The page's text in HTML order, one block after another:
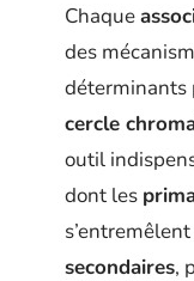
Chaque
des
déterminants
cercle
outil
dont les
secondaires,